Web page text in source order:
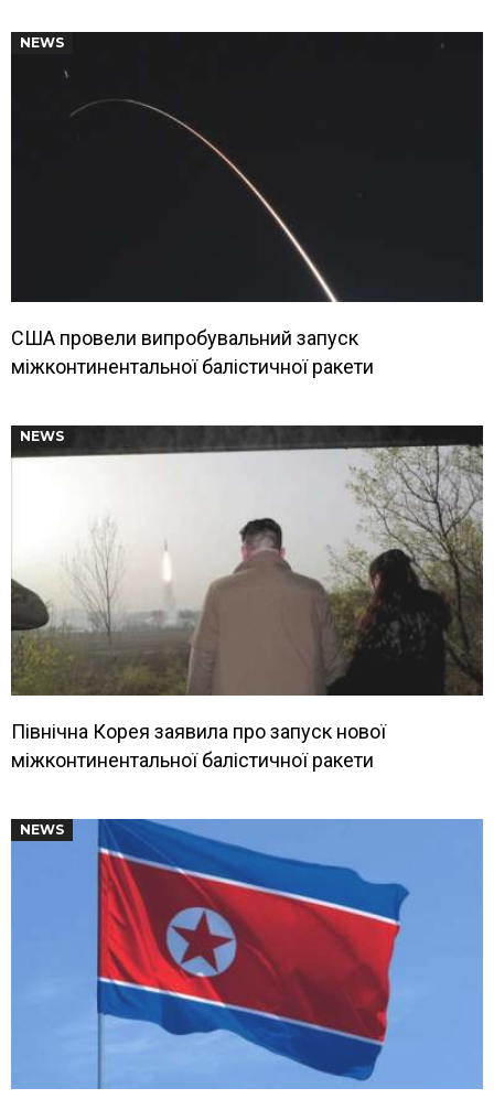
NEWS
США провели випробувальний запуск
міжконтинентальної балістичної ракети
NEWS
Північна Корея заявила про запуск нової
міжконтинентальної балістичної ракети
NEWS